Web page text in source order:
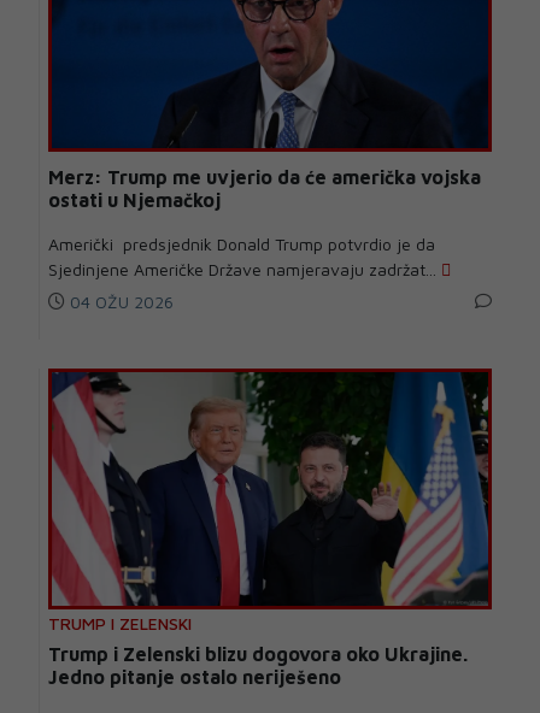
Merz: Trump me uvjerio da će američka vojska
ostati u Njemačkoj
Američki predsjednik Donald Trump potvrdio je da
Sjedinjene Američke Države namjeravaju zadržat...
04 OŽU 2026
TRUMP I ZELENSKI
Trump i Zelenski blizu dogovora oko Ukrajine.
Jedno pitanje ostalo neriješeno